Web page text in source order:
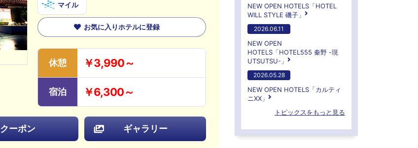
マイル
お気に入りホテルに登録
休憩 ￥3,990～
宿泊 ￥6,300～
クーポン ギャラリー
NEW OPEN HOTELS「HOTEL
WILL STYLE 磯子」
2026.06.11
NEW OPEN
HOTELS「HOTEL555 秦野 -現
UTSUTSU-」
2026.05.28
NEW OPEN HOTELS「カルティ
ニXX」
トピックスをもっと見る